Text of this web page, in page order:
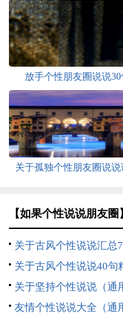
放手个性朋友圈说说30
关于孤独个性朋友圈说说
【如果个性说说朋友圈
关于古风个性说说汇总
选关于古风个性说说40句
关于坚持个性说说（通
句）
友情个性说说大全（通